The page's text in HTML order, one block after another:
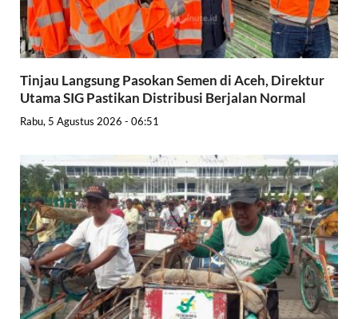
Tinjau Langsung Pasokan Semen di Aceh, Direktur
Utama SIG Pastikan Distribusi Berjalan Normal
Rabu, 5 Agustus 2026 - 06:51